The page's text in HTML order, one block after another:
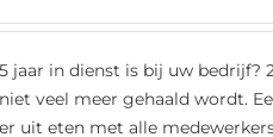
jaar in dienst is bij uw
veel meer gehaald wordt.
uit eten met alle